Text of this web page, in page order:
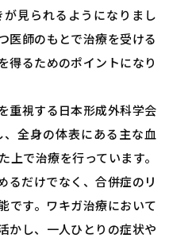
見られるようになりまし
医師のもとで治療を受ける
得るためのポイントになり
重視する日本形成外科学会
全身の体表にある主な血
で治療を行っています。
るだけでなく、合併症のリ
です。ワキガ治療において
かし、一人ひとりの症状や